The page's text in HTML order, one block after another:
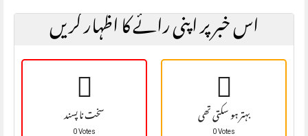
اس خبر پر اپنی رائے کا اظہار کریں
سخت نا پسند
0 Votes بہتر ہو سکتی تھی
0 Votes